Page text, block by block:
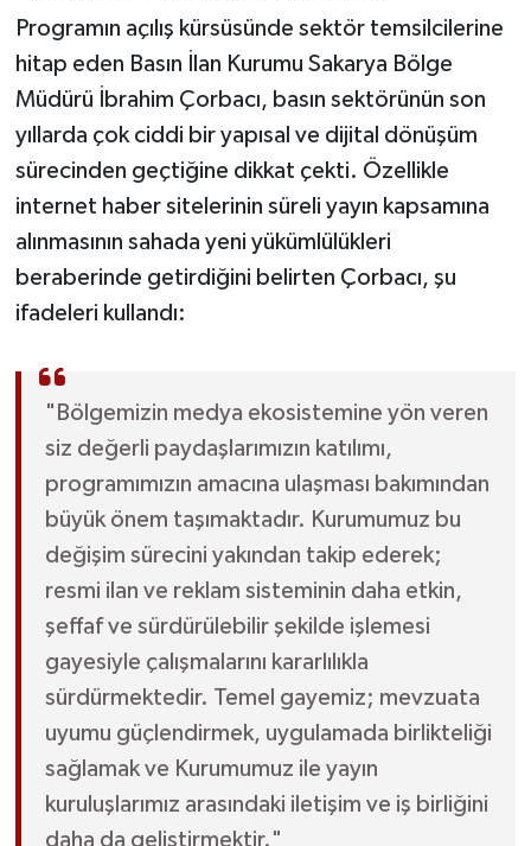
Programın açılış kürsüsünde sektör temsilcilerine
hitap eden Basın İlan Kurumu Sakarya Bölge
Müdürü İbrahim Çorbacı, basın sektörünün son
yıllarda çok ciddi bir yapısal ve dijital dönüşüm
sürecinden geçtiğine dikkat çekti. Özellikle
internet haber sitelerinin süreli yayın kapsamına
alınmasının sahada yeni yükümlülükleri
beraberinde getirdiğini belirten Çorbacı, şu
ifadeleri kullandı:
"Bölgemizin medya ekosistemine yön veren
siz değerli paydaşlarımızın katılımı,
programımızın amacına ulaşması bakımından
büyük önem taşımaktadır. Kurumumuz bu
değişim sürecini yakından takip ederek;
resmi ilan ve reklam sisteminin daha etkin,
şeffaf ve sürdürülebilir şekilde işlemesi
gayesiyle çalışmalarını kararlılıkla
sürdürmektedir. Temel gayemiz; mevzuata
uyumu güçlendirmek, uygulamada birlikteliği
sağlamak ve Kurumumuz ile yayın
kuruluşlarımız arasındaki iletişim ve iş birliğini
daha da geliştirmektir."
Ulusal
Yaşam